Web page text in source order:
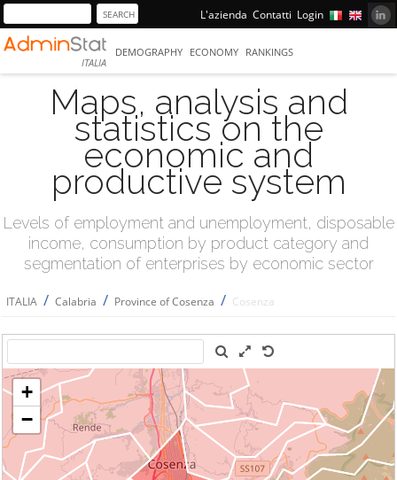
L'azienda Contatti Login
ITALIA
DEMOGRAPHY ECONOMY RANKINGS
Maps, analysis and
statistics on the
economic and
productive system
Levels of employment and unemployment, disposable
income, consumption by product category and
segmentation of enterprises by economic sector
ITALIA / Calabria / Province of Cosenza / Cosenza